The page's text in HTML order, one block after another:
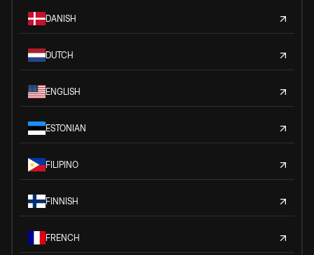
DANISH
DUTCH
ENGLISH
ESTONIAN
FILIPINO
FINNISH
FRENCH